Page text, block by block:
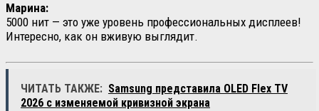
Марина:
5000 нит — это уже уровень профессиональных дисплеев!
Интересно, как он вживую выглядит.
ЧИТАТЬ ТАКЖЕ: Samsung представила OLED Flex TV
2026 с изменяемой кривизной экрана